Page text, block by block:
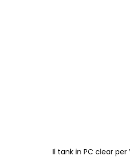
Il tank in PC clear per